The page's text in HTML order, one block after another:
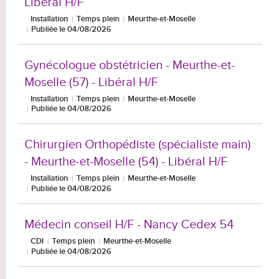
Installation Temps plein
Meurthe-et-Moselle
Publiée le 04/08/2026
Gynécologue obstétricien - Meurthe-et-
Moselle (57) - Libéral H/F
Installation Temps plein
Meurthe-et-Moselle
Publiée le 04/08/2026
Chirurgien Orthopédiste (spécialiste main)
- Meurthe-et-Moselle (54) - Libéral H/F
Installation Temps plein
Meurthe-et-Moselle
Publiée le 04/08/2026
Médecin conseil H/F - Nancy Cedex 54
CDI Temps plein
Meurthe-et-Moselle
Publiée le 04/08/2026